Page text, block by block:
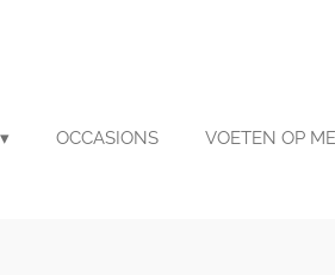
OCCASIONS VOETEN OP